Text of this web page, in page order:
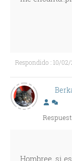
Respondido : 10/02/
Hombree, si